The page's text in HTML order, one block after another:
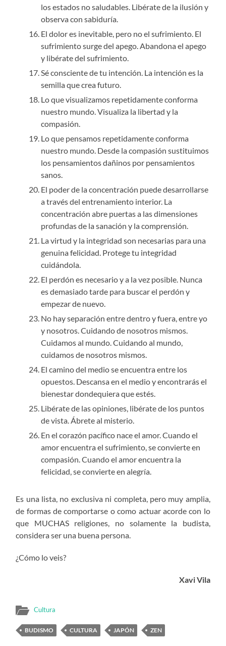
los estados no saludables. Libérate de la ilusión y
observa con sabiduría.
El dolor es inevitable, pero no el sufrimiento. El
sufrimiento surge del apego. Abandona el apego
y libérate del sufrimiento.
Sé consciente de tu intención. La intención es la
semilla que crea futuro.
Lo que visualizamos repetidamente conforma
nuestro mundo. Visualiza la libertad y la
compasión.
Lo que pensamos repetidamente conforma
nuestro mundo. Desde la compasión sustituimos
los pensamientos dañinos por pensamientos
sanos.
El poder de la concentración puede desarrollarse
a través del entrenamiento interior. La
concentración abre puertas a las dimensiones
profundas de la sanación y la comprensión.
La virtud y la integridad son necesarias para una
genuina felicidad. Protege tu integridad
cuidándola.
El perdón es necesario y a la vez posible. Nunca
es demasiado tarde para buscar el perdón y
empezar de nuevo.
No hay separación entre dentro y fuera, entre yo
y nosotros. Cuidando de nosotros mismos.
Cuidamos al mundo. Cuidando al mundo,
cuidamos de nosotros mismos.
El camino del medio se encuentra entre los
opuestos. Descansa en el medio y encontrarás el
bienestar dondequiera que estés.
Libérate de las opiniones, libérate de los puntos
de vista. Ábrete al misterio.
En el corazón pacífico nace el amor. Cuando el
amor encuentra el sufrimiento, se convierte en
compasión. Cuando el amor encuentra la
felicidad, se convierte en alegría.
Es una lista, no exclusiva ni completa, pero muy amplia,
de formas de comportarse o como actuar acorde con lo
que MUCHAS religiones, no solamente la budista,
considera ser una buena persona.
¿Cómo lo veis?
Xavi Vila
Cultura
BUDISMO CULTURA JAPÓN ZEN